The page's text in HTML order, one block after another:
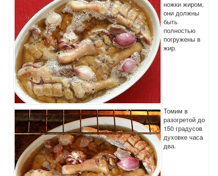
ножки жиром,
они должны
быть
полностью
погружены в
жир.
Томим в
разогретой до
150 градусов
духовке часа
два.